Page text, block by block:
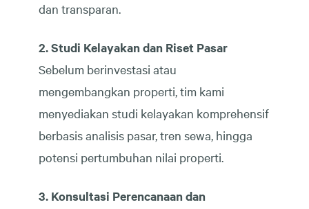
dan transparan.
2. Studi Kelayakan dan Riset Pasar
Sebelum berinvestasi atau
mengembangkan properti, tim kami
menyediakan studi kelayakan komprehensif
berbasis analisis pasar, tren sewa, hingga
potensi pertumbuhan nilai properti.
3. Konsultasi Perencanaan dan